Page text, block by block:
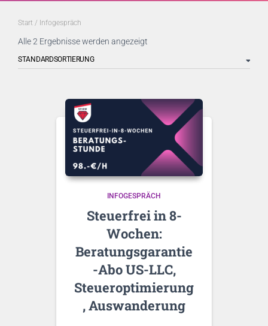
Start / Infogespräch
Alle 2 Ergebnisse werden angezeigt
INFOGESPRÄCH
Steuerfrei in 8-
Wochen:
Beratungsgarantie
-Abo US-LLC,
Steueroptimierung
, Auswanderung